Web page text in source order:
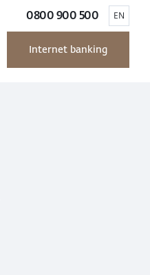
0800 900 500 EN
Internet banking